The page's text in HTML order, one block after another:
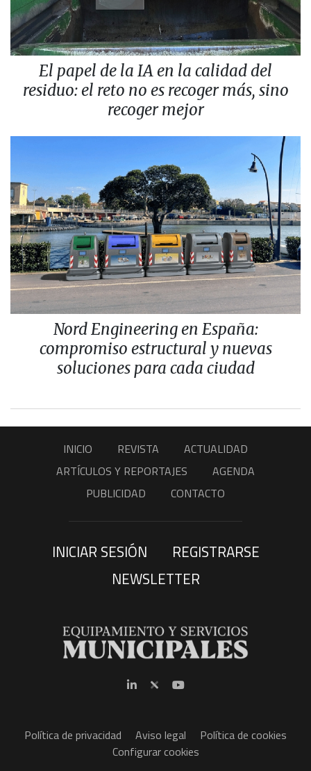
El papel de la IA en la calidad del
residuo: el reto no es recoger más, sino
recoger mejor
Nord Engineering en España:
compromiso estructural y nuevas
soluciones para cada ciudad
INICIO REVISTA
ACTUALIDAD
ARTÍCULOS Y REPORTAJES
AGENDA
PUBLICIDAD
CONTACTO
INICIAR SESIÓN
REGISTRARSE
NEWSLETTER
Política de privacidad Aviso legal
Política de cookies
Configurar cookies